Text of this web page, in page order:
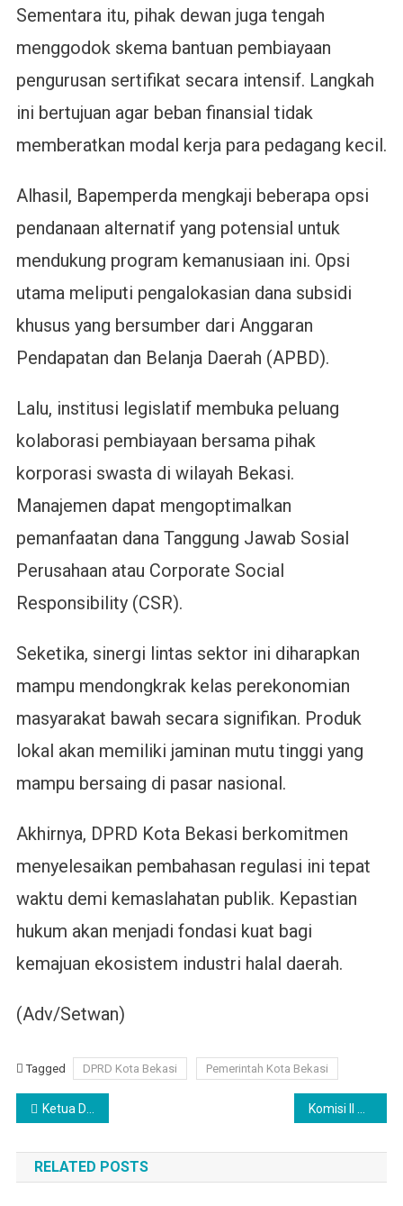
Sementara itu, pihak dewan juga tengah
menggodok skema bantuan pembiayaan
pengurusan sertifikat secara intensif. Langkah
ini bertujuan agar beban finansial tidak
memberatkan modal kerja para pedagang kecil.
Alhasil, Bapemperda mengkaji beberapa opsi
pendanaan alternatif yang potensial untuk
mendukung program kemanusiaan ini. Opsi
utama meliputi pengalokasian dana subsidi
khusus yang bersumber dari Anggaran
Pendapatan dan Belanja Daerah (APBD).
Lalu, institusi legislatif membuka peluang
kolaborasi pembiayaan bersama pihak
korporasi swasta di wilayah Bekasi.
Manajemen dapat mengoptimalkan
pemanfaatan dana Tanggung Jawab Sosial
Perusahaan atau Corporate Social
Responsibility (CSR).
Seketika, sinergi lintas sektor ini diharapkan
mampu mendongkrak kelas perekonomian
masyarakat bawah secara signifikan. Produk
lokal akan memiliki jaminan mutu tinggi yang
mampu bersaing di pasar nasional.
Akhirnya, DPRD Kota Bekasi berkomitmen
menyelesaikan pembahasan regulasi ini tepat
waktu demi kemaslahatan publik. Kepastian
hukum akan menjadi fondasi kuat bagi
kemajuan ekosistem industri halal daerah.
(Adv/Setwan)
Tagged DPRD Kota Bekasi Pemerintah Kota Bekasi
Navigasi
pos
Ketua DPRD Kota Bekasi Terima Audiensi Buruh Tolak Permenaker
RELATED POSTS